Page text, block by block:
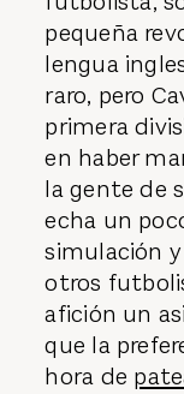
pequeña
lengua
raro, pero
primera
en haber
la gente de
echa un
simulación
otros
afición un
que la
hora de